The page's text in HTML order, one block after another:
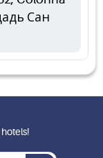
Сан